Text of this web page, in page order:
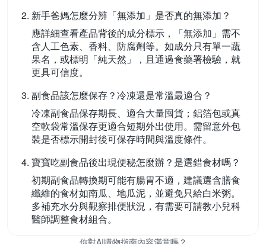
新手爸媽怎麼分辨「無添加」是否真的無添加？
應詳細查看產品背後的成分標示，「無添加」需不
含人工色素、香料、防腐劑等。如成分只有單一蔬
果名，或標明「純天然」，且通過食藥署檢驗，就
更具可信度。
副食品該怎麼保存？冷凍還是常溫最適合？
冷凍副食品保存期長、適合大量囤貨；鋁箔包或真
空軟袋常溫保存更適合短期外出使用。需留意外包
裝是否標示開封後可保存時間與溫度條件。
寶寶吃副食品後出現便秘怎麼辦？是選錯食材嗎？
初期副食品轉換期可能有腸胃不適，建議選含膳食
纖維的食材如南瓜、地瓜泥，並避免只給白米粥。
多補充水分與觀察排便狀況，有需要可請教小兒科
醫師調整食材組合。